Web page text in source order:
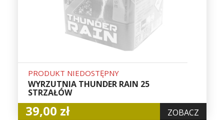
PRODUKT NIEDOSTĘPNY
WYRZUTNIA THUNDER RAIN 25
STRZAŁÓW
39,00 zł ZOBACZ